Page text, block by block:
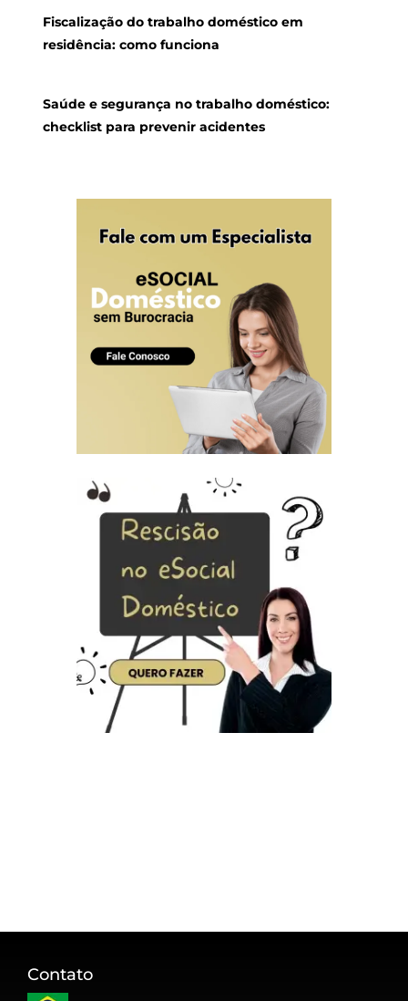
Fiscalização do trabalho doméstico em
residência: como funciona
Saúde e segurança no trabalho doméstico:
checklist para prevenir acidentes
Contato